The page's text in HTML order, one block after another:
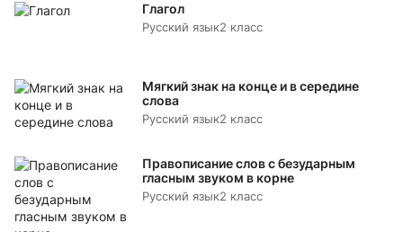
Глагол
Русский язык2 класс
Мягкий знак на конце и в середине
слова
Русский язык2 класс
Правописание слов с безударным
гласным звуком в корне
Русский язык2 класс